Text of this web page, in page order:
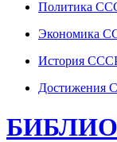
Политика
Экономика
История
Достижения